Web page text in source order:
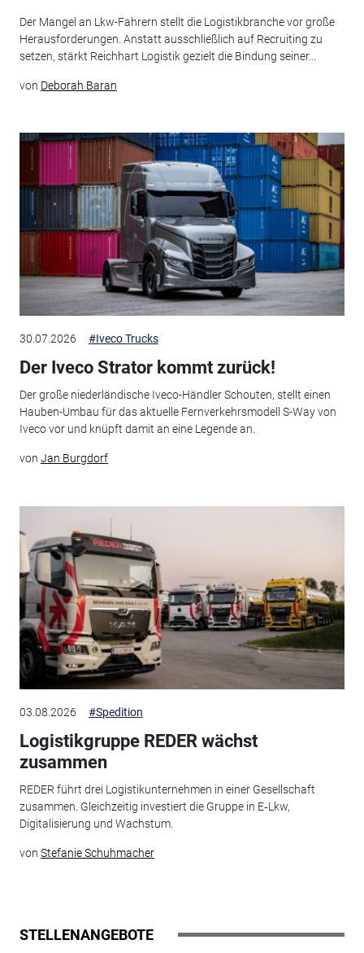
Der Mangel an Lkw-Fahrern stellt die Logistikbranche vor große
Herausforderungen. Anstatt ausschließlich auf Recruiting zu
setzen, stärkt Reichhart Logistik gezielt die Bindung seiner...
von Deborah Baran
30.07.2026 #Iveco Trucks
Der Iveco Strator kommt zurück!
Der große niederländische Iveco-Händler Schouten, stellt einen
Hauben-Umbau für das aktuelle Fernverkehrsmodell S-Way von
Iveco vor und knüpft damit an eine Legende an.
von Jan Burgdorf
03.08.2026 #Spedition
Logistikgruppe REDER wächst
zusammen
REDER führt drei Logistikunternehmen in einer Gesellschaft
zusammen. Gleichzeitig investiert die Gruppe in E‑Lkw,
Digitalisierung und Wachstum.
von Stefanie Schuhmacher
STELLENANGEBOTE